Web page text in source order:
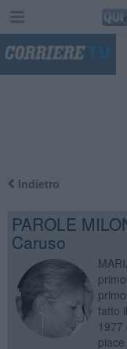
Indietro
PAROLE
Caruso
fatto